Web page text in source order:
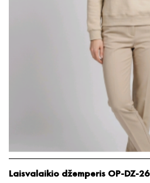
Laisvalaikio džemperis OP-DZ-26